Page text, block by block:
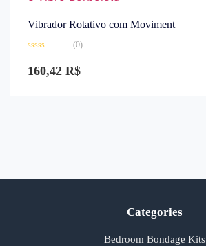
Vibrador Rotativo com Moviment
0
de
(0)
160,42 R$
Categories
Bedroom Bondage Kits